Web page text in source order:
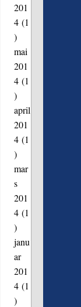
201
4(1
)
mai
201
4(1
)
april
201
4(1
)
mar
s
201
4(1
)
janu
ar
201
4(1
)